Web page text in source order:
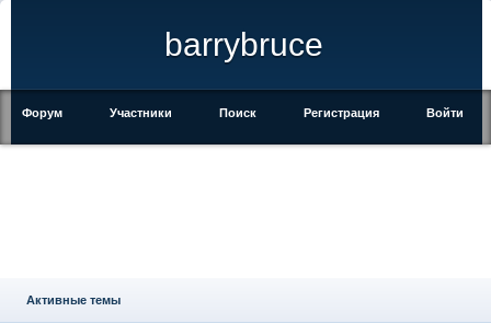
barrybruce
Форум Участники Поиск Регистрация Войти
Активные темы